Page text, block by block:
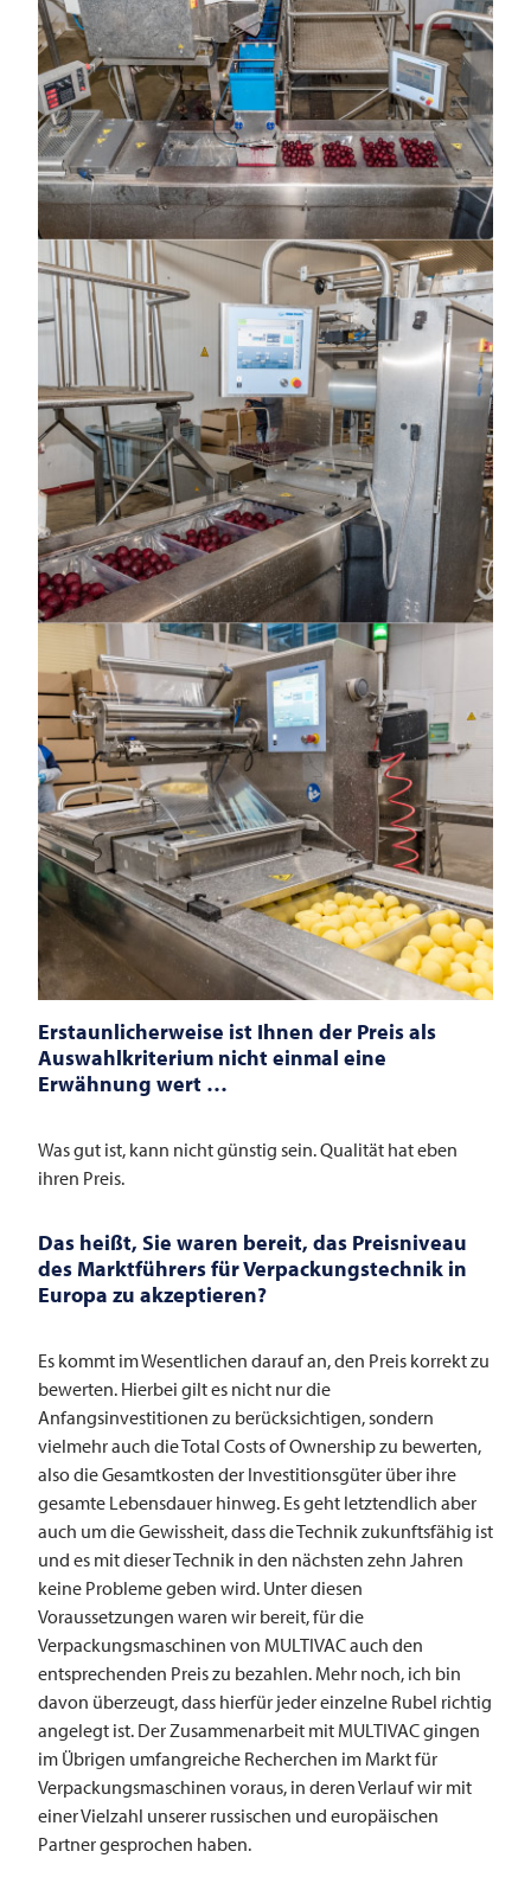
Erstaunlicherweise ist Ihnen der Preis als
Auswahlkriterium nicht einmal eine
Erwähnung wert …
Was gut ist, kann nicht günstig sein. Qualität hat eben
ihren Preis.
Das heißt, Sie waren bereit, das Preisniveau
des Marktführers für Verpackungstechnik in
Europa zu akzeptieren?
Es kommt im Wesentlichen darauf an, den Preis korrekt zu
bewerten. Hierbei gilt es nicht nur die
Anfangsinvestitionen zu berücksichtigen, sondern
vielmehr auch die Total Costs of Ownership zu bewerten,
also die Gesamtkosten der Investitionsgüter über ihre
gesamte Lebensdauer hinweg. Es geht letztendlich aber
auch um die Gewissheit, dass die Technik zukunftsfähig ist
und es mit dieser Technik in den nächsten zehn Jahren
keine Probleme geben wird. Unter diesen
Voraussetzungen waren wir bereit, für die
Verpackungsmaschinen von MULTIVACauch den
entsprechenden Preis zu bezahlen. Mehr noch, ich bin
davon überzeugt, dass hierfür jeder einzelne Rubel richtig
angelegt ist. Der Zusammenarbeit mit MULTIVACgingen
im Übrigen umfangreiche Recherchen im Markt für
Verpackungsmaschinen voraus, in deren Verlauf wir mit
einer Vielzahl unserer russischen und europäischen
Partner gesprochen haben.